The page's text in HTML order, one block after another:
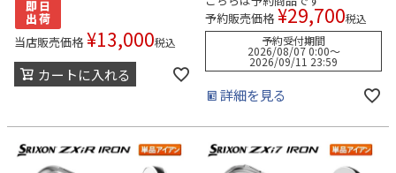
当店販売価格 ¥13,000税込
カートに入れる
予約販売価格 ¥29,700税込
予約受付期間
2026/08/07 0:00〜
2026/09/11 23:59
詳細を見る